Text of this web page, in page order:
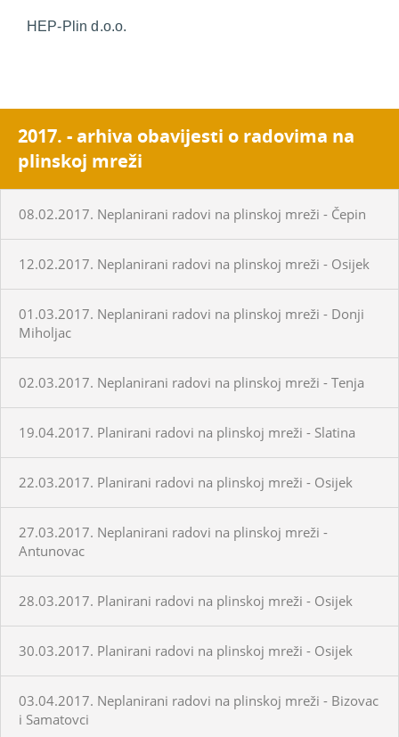
HEP-Plin d.o.o.
2017. - arhiva obavijesti o radovima na
plinskoj mreži
08.02.2017. Neplanirani radovi na plinskoj mreži - Čepin
12.02.2017. Neplanirani radovi na plinskoj mreži - Osijek
01.03.2017. Neplanirani radovi na plinskoj mreži - Donji
Miholjac
02.03.2017. Neplanirani radovi na plinskoj mreži - Tenja
19.04.2017. Planirani radovi na plinskoj mreži - Slatina
22.03.2017. Planirani radovi na plinskoj mreži - Osijek
27.03.2017. Neplanirani radovi na plinskoj mreži -
Antunovac
28.03.2017. Planirani radovi na plinskoj mreži - Osijek
30.03.2017. Planirani radovi na plinskoj mreži - Osijek
03.04.2017. Neplanirani radovi na plinskoj mreži - Bizovac
i Samatovci